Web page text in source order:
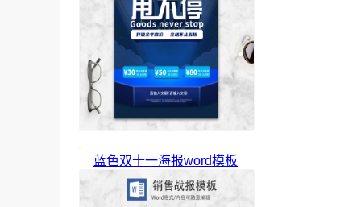
蓝色双十一海报word模板